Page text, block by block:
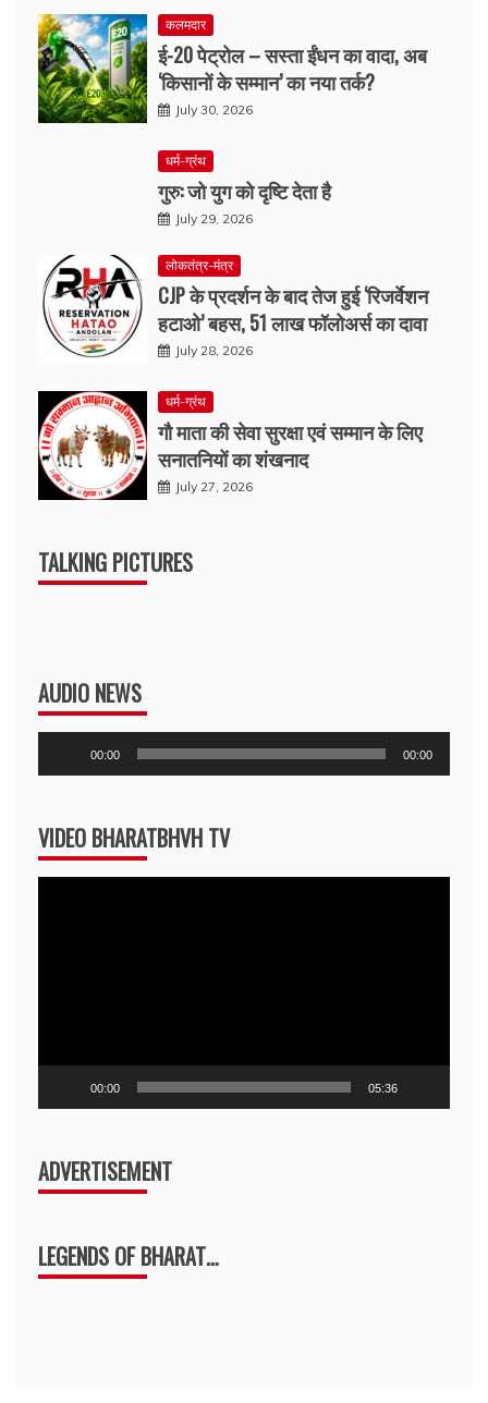
कलमदार
ई-20 पेट्रोल – सस्ता ईंधन का वादा, अब
‘किसानों के सम्मान’ का नया तर्क?
July 30, 2026
धर्म-ग्रंथ
गुरु: जो युग को दृष्टि देता है
July 29, 2026
लोकतंत्र-मंत्र
CJP के प्रदर्शन के बाद तेज हुई ‘रिजर्वेशन
हटाओ’ बहस, 51 लाख फॉलोअर्स का दावा
July 28, 2026
धर्म-ग्रंथ
गौ माता की सेवा सुरक्षा एवं सम्मान के लिए
सनातनियों का शंखनाद
July 27, 2026
TALKING PICTURES
AUDIO NEWS
Player
00:00 00:00
VIDEO BHARATBHVH TV
00:00 05:36
ADVERTISEMENT
LEGENDS OF BHARAT…